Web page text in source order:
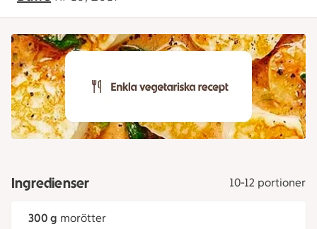
Ingredienser 10-12 portioner
300 g morötter